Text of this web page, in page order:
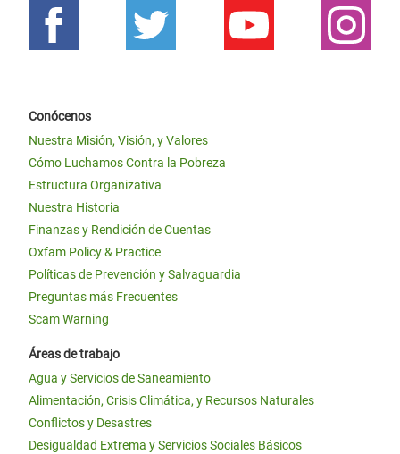
Conócenos
Nuestra Misión, Visión, y Valores
Cómo Luchamos Contra la Pobreza
Estructura Organizativa
Nuestra Historia
Finanzas y Rendición de Cuentas
Oxfam Policy & Practice
Políticas de Prevención y Salvaguardia
Preguntas más Frecuentes
Scam Warning
Áreas de trabajo
Agua y Servicios de Saneamiento
Alimentación, Crisis Climática, y Recursos Naturales
Conflictos y Desastres
Desigualdad Extrema y Servicios Sociales Básicos